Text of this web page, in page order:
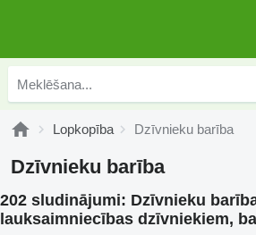
Lopkopība Dzīvnieku barība
Dzīvnieku barība
202 sludinājumi: Dzīvnieku
lauksaimniecības dzīvniekiem,